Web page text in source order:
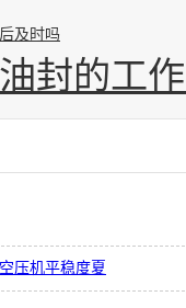
及时吗
封的工
压机平稳度夏